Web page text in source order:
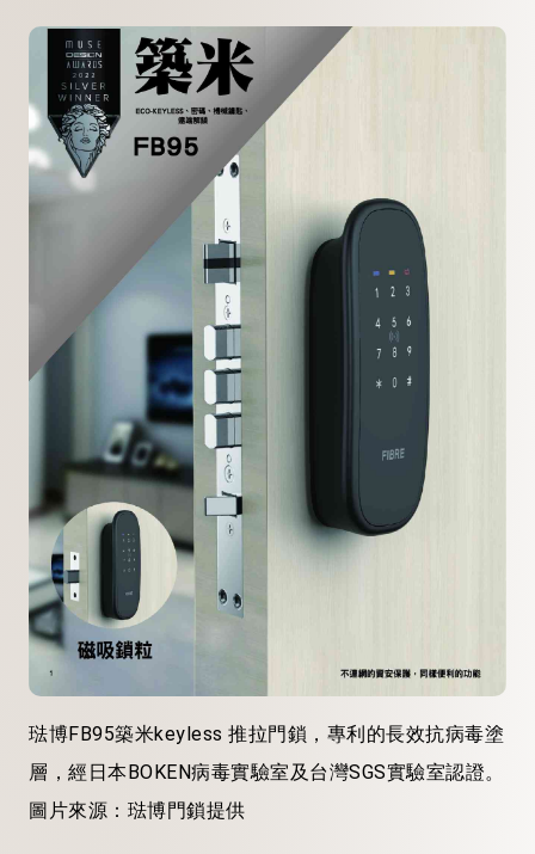
琺博FB95築米keyless 推拉門鎖，專利的長效抗病毒塗
層，經日本BOKEN病毒實驗室及台灣SGS實驗室認證。
圖片來源：琺博門鎖提供